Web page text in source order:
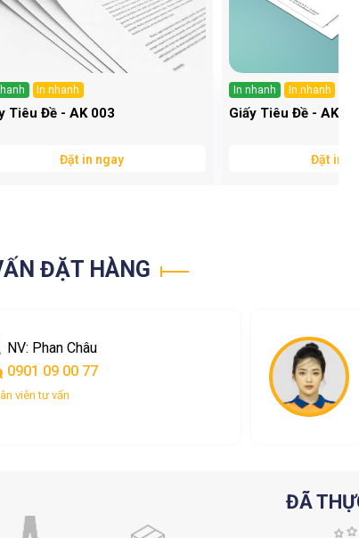
In nhanh
Tiêu Đề - AK 003
Đặt in ngay
In nhanh In nhanh
Giấy Tiêu Đề - AK 004
Đặt in
ĐẶT HÀNG
NV: Nguyễn Ngọc
0367 048 004
viên tư vấn
ĐÃ